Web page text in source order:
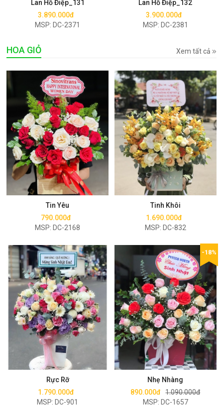
Lan Hồ Điệp_131
3.890.000đ
MSP: DC-2371
Lan Hồ Điệp_132
3.900.000đ
MSP: DC-2381
HOA GIỎ Xem tất cả
Tin Yêu
790.000đ
MSP: DC-2168
Mua ngay
Tinh Khôi
1.690.000đ
MSP: DC-832
Mua ngay
Rực Rỡ
1.790.000đ
MSP: DC-901
Mua ngay
Nhẹ Nhàng
890.000đ 1.090.000đ
MSP: DC-1657
-18%
Mua ngay